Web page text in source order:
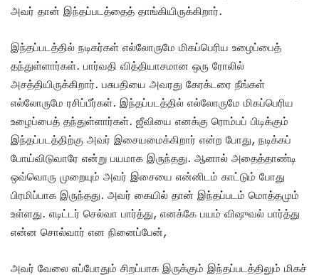
அவர் தான் இந்தப்படத்தைத் தாங்கியிருக்கிறார்.
இந்தப்படத்தில் நடிகர்கள் எல்லோருமே மிகப்பெரிய உழைப்பைத்
தந்துள்ளார்கள். பார்வதி வித்தியாசமான ஒரு ரோலில்
அசத்தியிருக்கிறார். பசுபதியை அவரது கேரக்டரை நீங்கள்
எல்லோருமே ரசிப்பீர்கள். இந்தப்படத்தில் எல்லோருமே மிகப்பெரிய
உழைப்பைத் தந்துள்ளார்கள். ஜீவியை எனக்கு ரொம்பப் பிடிக்கும்
இந்தப்படத்திற்கு அவர் இசையமைக்கிறார் என்ற போது, நடிக்கப்
போய்விடுவாரே என்று பயமாக இருந்தது. ஆனால் அதைத்தாண்டி
ஒவ்வொரு முறையும் அவர் இசையை என்னிடம் காட்டும் போது
பிரமிப்பாக இருந்தது. அவர் கையில் தான் இந்தப்படம் மொத்தமும்
உள்ளது. எடிட்டர் செல்வா பார்த்து, எனக்கே பயம் விஷுவல் பார்த்து
என்ன சொல்வார் என நினைப்பேன்,
அவர் வேலை எப்போதும் சிறப்பாக இருக்கும் இந்தப்படத்திலும் மிகச்